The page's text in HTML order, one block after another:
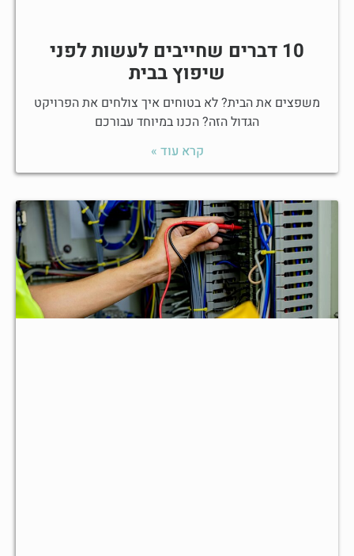
10 דברים שחייבים לעשות לפני
שיפוץ בבית
משפצים את הבית? לא בטוחים איך צולחים את הפרויקט
הגדול הזה? הכנו במיוחד עבורכם
קרא עוד »